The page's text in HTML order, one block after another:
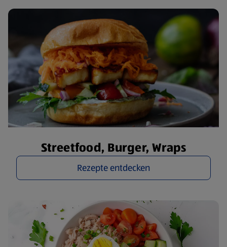
Streetfood, Burger, Wraps
Rezepte entdecken